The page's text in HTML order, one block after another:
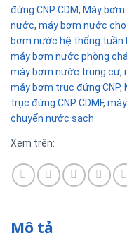
đứng CNP CDM, Máy bơm
nước, máy bơm nước
bơm nước hệ thống tuần
máy bơm nước phòng
máy bơm nước trung cư,
máy bơm trục đứng CNP,
trục đứng CNP CDMF,
chuyển nước sạch
Xem trên:
Mô tả